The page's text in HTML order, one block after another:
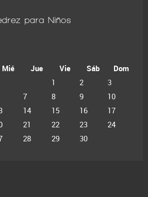
para Niños
Mié Jue Vie Sáb
Dom
1
2
3
7 8 9
10
14 15 16
17
21 22 23
24
28 29 30